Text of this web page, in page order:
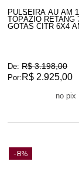
PULSEIRA AU AM 1
TOPÁZIO RETANG
GOTAS CITR 6X4
De: R$ 3.198,00
Por: R$ 2.925,00
no pix
-8%